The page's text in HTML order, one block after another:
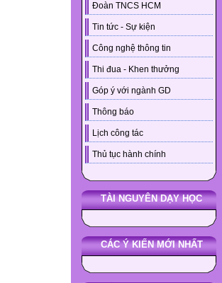
Đoàn TNCS HCM
Tin tức - Sự kiện
Công nghệ thông tin
Thi đua - Khen thưởng
Góp ý với ngành GD
Thông báo
Lịch công tác
Thủ tục hành chính
TÀI NGUYÊN DẠY HỌC
CÁC Ý KIẾN MỚI NHẤT